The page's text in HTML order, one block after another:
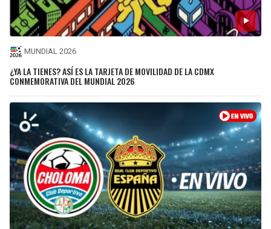
MUNDIAL 2026
¿YA LA TIENES? ASÍ ES LA TARJETA DE MOVILIDAD DE LA CDMX
CONMEMORATIVA DEL MUNDIAL 2026